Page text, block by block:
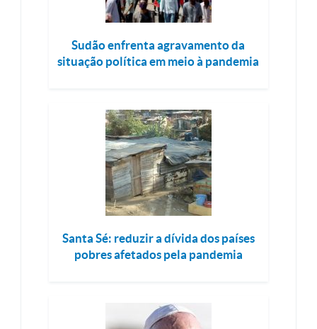
Sudão enfrenta agravamento da
situação política em meio à pandemia
Santa Sé: reduzir a dívida dos países
pobres afetados pela pandemia